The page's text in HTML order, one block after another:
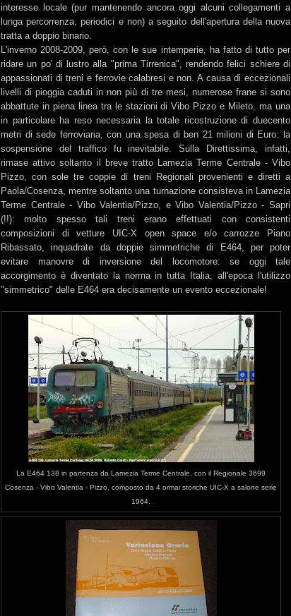
interesse locale (pur mantenendo ancora oggi alcuni collegamenti a
lunga percorrenza, periodici e non) a seguito dell'apertura della nuova
tratta a doppio binario.
L'inverno 2008-2009, però, con le sue intemperie, ha fatto di tutto per
ridare un po' di lustro alla "prima Tirrenica", rendendo felici schiere di
appassionati di treni e ferrovie calabresi e non. A causa di eccezionali
livelli di pioggia caduti in non più di tre mesi, numerose frane si sono
abbattute in piena linea tra le stazioni di Vibo Pizzo e Mileto, ma una
in particolare ha reso necessaria la totale ricostruzione di duecento
metri di sede ferroviaria, con una spesa di ben 21 milioni di Euro: la
sospensione del traffico fu inevitabile. Sulla Direttissima, infatti,
rimase attivo soltanto il breve tratto Lamezia Terme Centrale - Vibo
Pizzo, con sole tre coppie di treni Regionali provenienti e diretti a
Paola/Cosenza, mentre soltanto una turnazione consisteva in Lamezia
Terme Centrale - Vibo Valentia/Pizzo, e Vibo Valentia/Pizzo - Sapri
(!!): molto spesso tali treni erano effettuati con consistenti
composizioni di vetture UIC-X open space e/o carrozze Piano
Ribassato, inquadrate da doppie simmetriche di E464, per poter
evitare manovre di inversione del locomotore: se oggi tale
accorgimento è diventato la norma in tutta Italia, all'epoca l'utilizzo
"simmetrico" delle E464 era decisamente un evento eccezionale!
La E464 138 in partenza da Lamezia Terme Centrale, con il Regionale 3699
Cosenza - Vibo Valentia - Pizzo, composto da 4 ormai storiche UIC-X a salone serie
1964.